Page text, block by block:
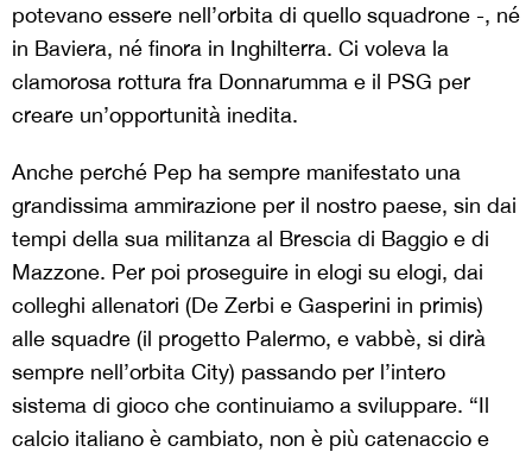
potevano essere nell’orbita di quello squadrone -, né
in Baviera, né finora in Inghilterra. Ci voleva la
clamorosa rottura fra Donnarumma e il PSG per
creare un’opportunità inedita.
Anche perché Pep ha sempre manifestato una
grandissima ammirazione per il nostro paese, sin dai
tempi della sua militanza al Brescia di Baggio e di
Mazzone. Per poi proseguire in elogi su elogi, dai
colleghi allenatori (De Zerbi e Gasperini in primis)
alle squadre (il progetto Palermo, e vabbè, si dirà
sempre nell’orbita City) passando per l’intero
sistema di gioco che continuiamo a sviluppare. “Il
calcio italiano è cambiato, non è più catenaccio e